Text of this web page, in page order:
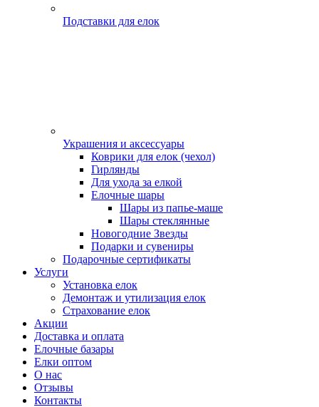
Подставки для елок
Украшения и аксессуары
Коврики для елок (чехол)
Гирлянды
Для ухода за елкой
Елочные шары
Шары из папье-маше
Шары стеклянные
Новогодние Звезды
Подарки и сувениры
Подарочные сертификаты
Услуги
Установка елок
Демонтаж и утилизация елок
Страхование елок
Акции
Доставка и оплата
Елочные базары
Елки оптом
О нас
Отзывы
Контакты